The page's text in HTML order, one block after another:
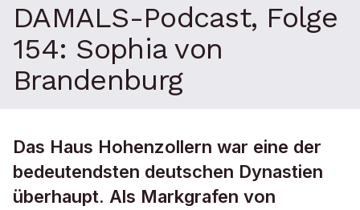
DAMALS-Podcast, Folge
154: Sophia von
Brandenburg
Das Haus Hohenzollern war eine der
bedeutendsten deutschen Dynastien
überhaupt. Als Markgrafen von